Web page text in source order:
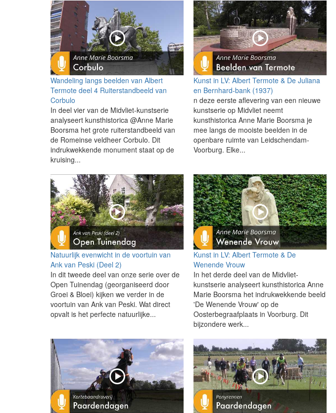
Wandeling langs beelden van Albert
Termote deel 4 Ruiterstandbeeld van
Corbulo
In deel vier van de Midvliet-kunstserie
analyseert kunsthistorica @Anne Marie
Boorsma het grote ruiterstandbeeld van
de Romeinse veldheer Corbulo. Dit
indrukwekkende monument staat op de
kruising...
Kunst in LV: Albert Termote & De Juliana
en Bernhard-bank (1937)
n deze eerste aflevering van een nieuwe
kunstserie op Midvliet neemt
kunsthistorica Anne Marie Boorsma je
mee langs de mooiste beelden in de
openbare ruimte van Leidschendam-
Voorburg. Elke...
Natuurlijk evenwicht in de voortuin van
Ank van Peski (Deel 2)
In dit tweede deel van onze serie over de
Open Tuinendag (georganiseerd door
Groei & Bloei) kijken we verder in de
voortuin van Ank van Peski. Wat direct
opvalt is het perfecte natuurlijke...
Kunst in LV: Albert Termote & De
Wenende Vrouw
In het derde deel van de Midvliet-
kunstserie analyseert kunsthistorica Anne
Marie Boorsma het indrukwekkende beeld
'De Wenende Vrouw' op de
Oosterbegraafplaats in Voorburg. Dit
bijzondere werk...